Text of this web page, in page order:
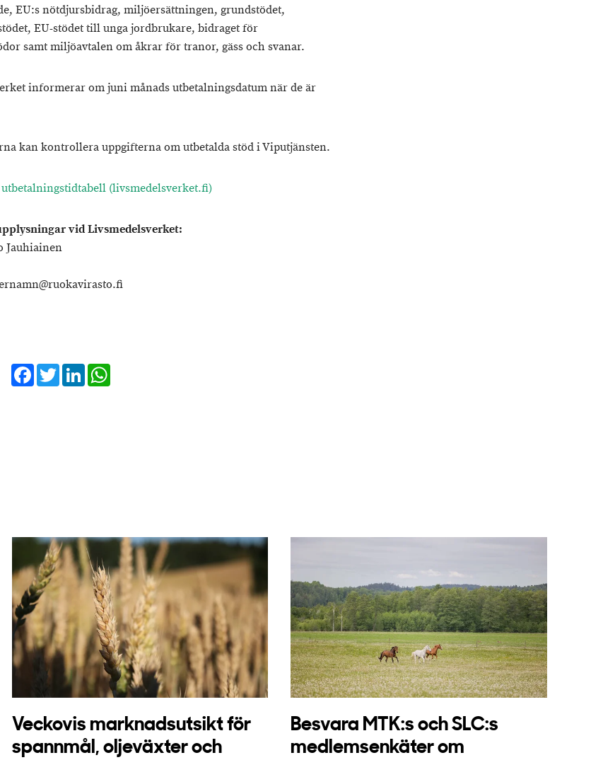
EU:s nötdjursbidrag, miljöersättningen, grundstödet,
EU-stödet till unga jordbrukare, bidraget för
samt miljöavtalen om åkrar för tranor, gäss och svanar.
informerar om juni månads utbetalningsdatum när de är
kan kontrollera uppgifterna om utbetalda stöd i Viputjänsten.
(livsmedelsverket.fi)
vid Livsmedelsverket:
Jauhiainen
Facebook
TwitterLinkedIn
Veckovis marknadsutsikt för
spannmål, oljeväxter och
Besvara MTK:s och SLC:s
medlemsenkäter om